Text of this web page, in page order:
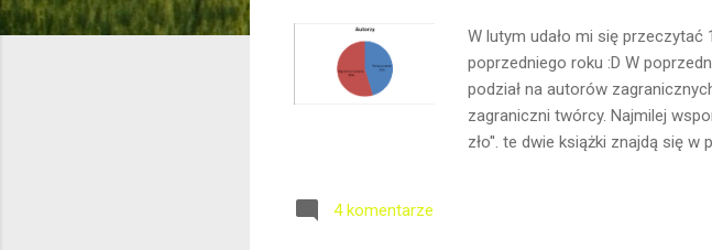
W lutym udało mi się przeczytać
poprzedniego roku :D W
podział na autorów
zagraniczni twórcy. Najmilej
zło''. te dwie książki znajdą się
pełnej wersji 3. ,,Drogi Evanie
4 komentarze